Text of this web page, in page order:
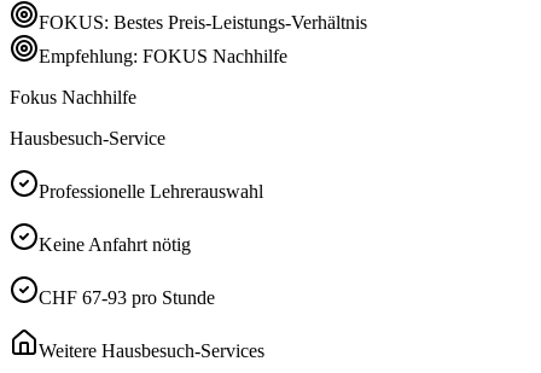
FOKUS: Bestes Preis-Leistungs-Verhältnis
Empfehlung: FOKUS Nachhilfe
Fokus Nachhilfe
Hausbesuch-Service
Professionelle Lehrerauswahl
Keine Anfahrt nötig
CHF 67-93 pro Stunde
Weitere Hausbesuch-Services